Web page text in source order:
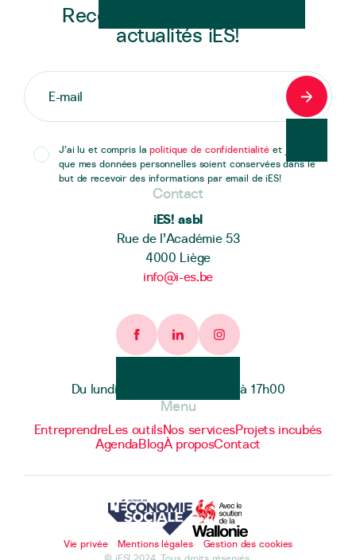
Recevez en exclusivité les
actualités iES!
J’ai lu et compris lapolitique de confidentialité et j’accepte
que mes données personnelles soient conservées dans le
but de recevoir des informations par email de iES!
Contact
iES! asbl
Rue de l’Académie 53
4000 Liège
info@i-es.be
Facebook page
Linkedin pageInstagram page
Heures d'ouverture
Du lundi au vendredi de 9h00 à 17h00
Menu
EntreprendreLes outilsNos servicesProjets incubés
AgendaBlogÀ proposContact
Vie privée Mentions légales
Gestion des cookies